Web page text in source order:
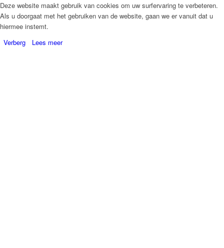
Deze website maakt gebruik van cookies om uw surfervaring te verbeteren.
Als u doorgaat met het gebruiken van de website, gaan we er vanuit dat u
hiermee instemt.
Verberg
Lees meer